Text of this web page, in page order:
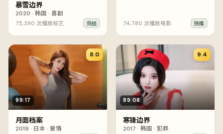
暴雪边界
2020 · 韩国 · 喜剧
75,390 次播放综艺 完结 74,780 次播放电影 独播
99:17
8.0
月面档案
2019 · 日本 · 爱情
89:08
9.4
寒锋边界
2017 · 韩国 · 犯罪